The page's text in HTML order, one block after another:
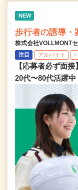
NEW
歩行者の誘導・
株式会社VOLLMONT
注目 アルバイト
【応募者必ず面
20代〜80代活躍中